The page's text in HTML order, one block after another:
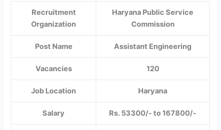
Recruitment
Organization
Haryana Public Service
Commission
Post Name Assistant Engineering
Vacancies 120
Job Location Haryana
Salary Rs. 53300/- to 167800/-